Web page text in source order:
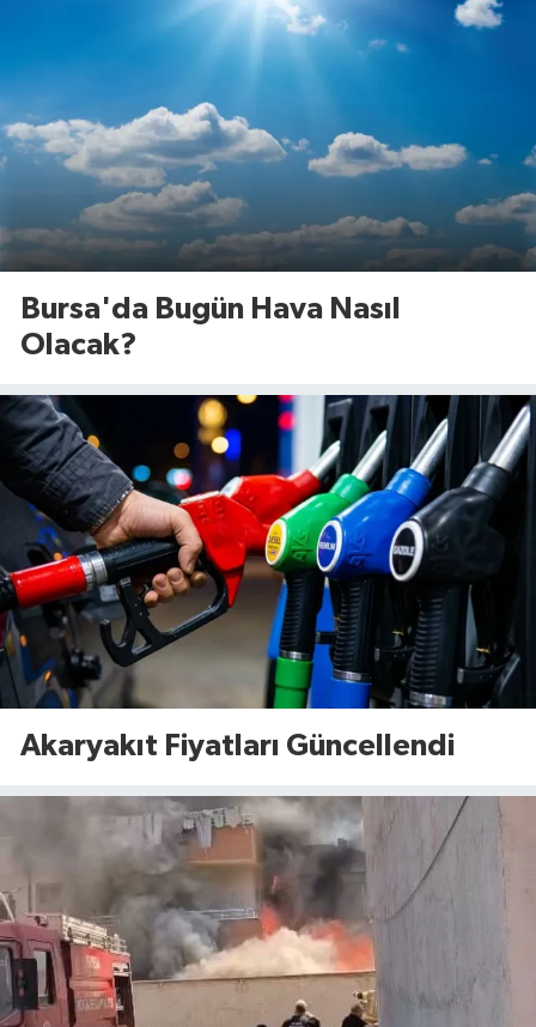
Bursa'da Bugün Hava Nasıl
Olacak?
Akaryakıt Fiyatları Güncellendi